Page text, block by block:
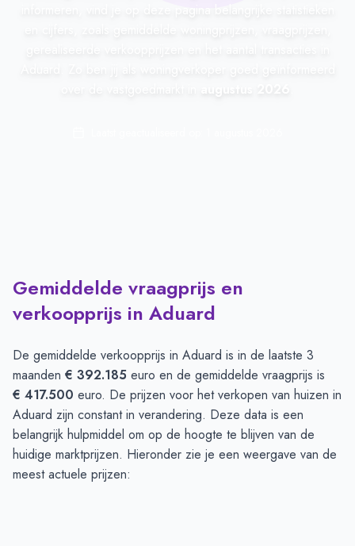
Gemiddelde vraagprijs en
verkoopprijs in Aduard
De gemiddelde verkoopprijs in Aduard is in de laatste 3
maanden € 392.185 euro en de gemiddelde vraagprijs is
€ 417.500 euro. De prijzen voor het verkopen van huizen in
Aduard zijn constant in verandering. Deze data is een
belangrijk hulpmiddel om op de hoogte te blijven van de
huidige marktprijzen. Hieronder zie je een weergave van de
meest actuele prijzen: